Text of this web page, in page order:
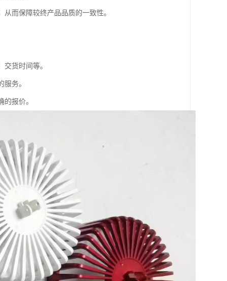
而保障较终产品品质的一致性。
货时间等。
务。
报价。